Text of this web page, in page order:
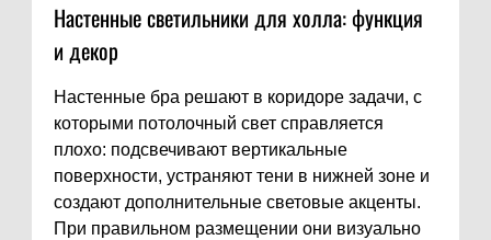
Настенные светильники для холла: функция
и декор
Настенные бра решают в коридоре задачи, с
которыми потолочный свет справляется
плохо: подсвечивают вертикальные
поверхности, устраняют тени в нижней зоне и
создают дополнительные световые акценты.
При правильном размещении они визуально